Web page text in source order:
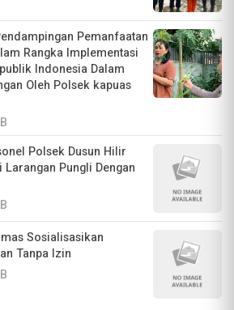
Pemanfaatan
Rangka Implementasi
Indonesia Dalam
Oleh Polsek kapuas
Polsek Dusun Hilir
Pungli Dengan
Sosialisasikan
Tanpa Izin